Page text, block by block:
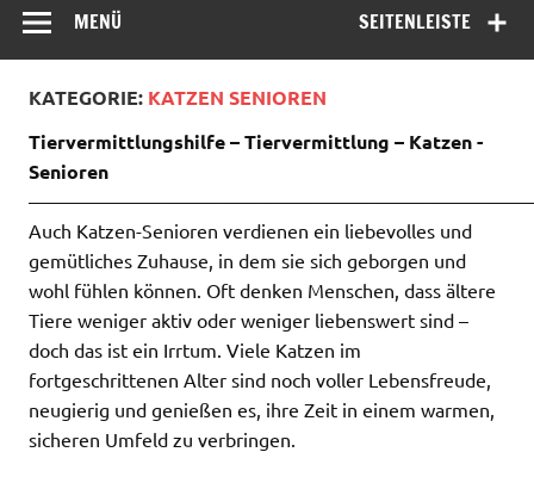
SEITENLEISTE
MENÜ
KATEGORIE: KATZEN SENIOREN
Tiervermittlungshilfe – Tiervermittlung – Katzen -
Senioren
Auch Katzen-Senioren verdienen ein liebevolles und
gemütliches Zuhause, in dem sie sich geborgen und
wohl fühlen können. Oft denken Menschen, dass ältere
Tiere weniger aktiv oder weniger liebenswert sind –
doch das ist ein Irrtum. Viele Katzen im
fortgeschrittenen Alter sind noch voller Lebensfreude,
neugierig und genießen es, ihre Zeit in einem warmen,
sicheren Umfeld zu verbringen.